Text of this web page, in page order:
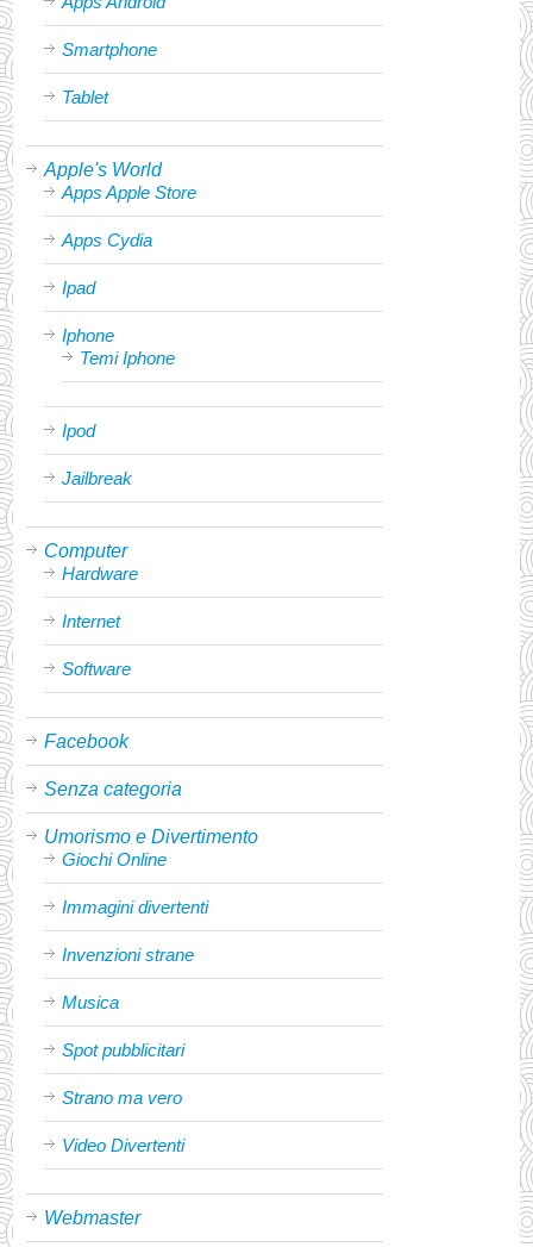
Smartphone
Tablet
Apple's World
Apps Apple Store
Apps Cydia
Ipad
Iphone
Temi Iphone
Ipod
Jailbreak
Computer
Hardware
Internet
Software
Facebook
Senza categoria
Umorismo e Divertimento
Giochi Online
Immagini divertenti
Invenzioni strane
Musica
Spot pubblicitari
Strano ma vero
Video Divertenti
Webmaster